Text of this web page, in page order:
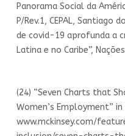
Panorama Social da
P/Rev.1, CEPAL, Santiago
de covid-19 aprofunda a
Latina e no Caribe”,
(24) “Seven Charts that
Women’s Employment”
www.mckinsey.com/